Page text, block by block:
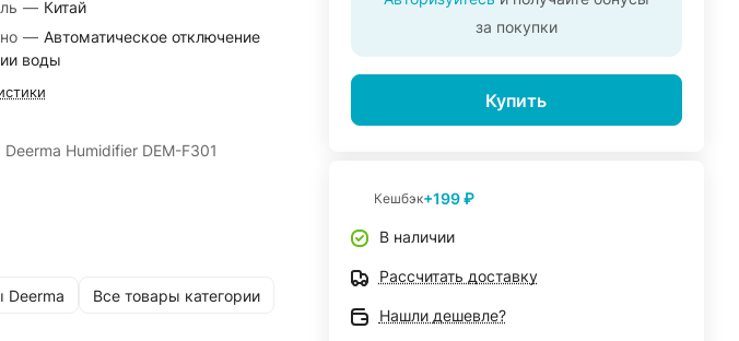
— Китай
— Автоматическое отключение
воды
Humidifier DEM-F301
Deerma Все товары категории
за покупки
Купить
Кешбэк+199 ₽
В наличии
Рассчитать доставку
Нашли дешевле?